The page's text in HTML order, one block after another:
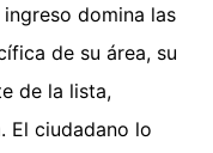
domina las
de su área, su
de la lista,
El ciudadano lo